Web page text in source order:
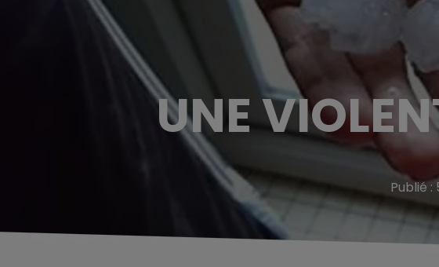
UNE
Publié :